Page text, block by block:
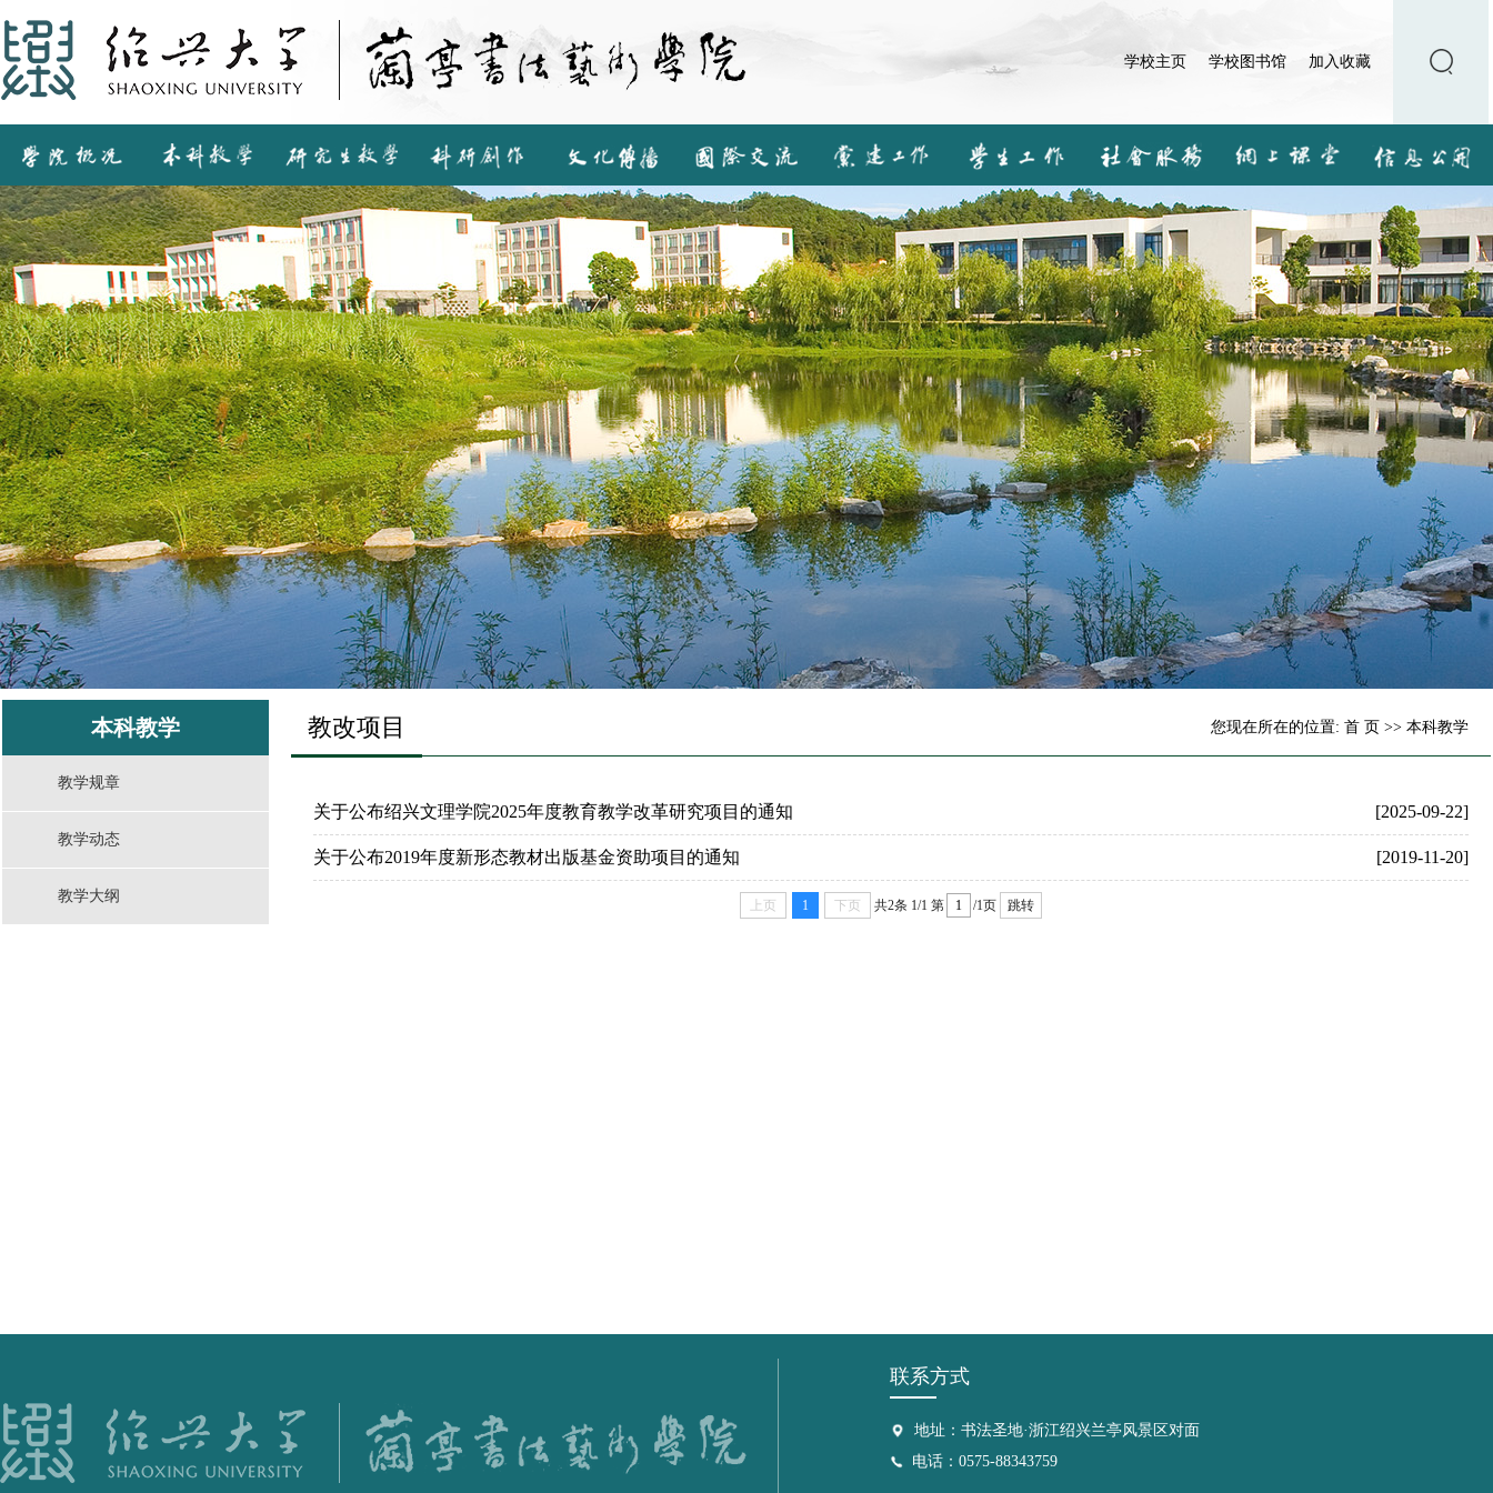
学校主页 学校图书馆 加入收藏
本科教学
教学规章
教学动态
教学大纲
教改项目 您现在所在的位置: 首 页 >> 本科教学
关于公布绍兴文理学院2025年度教育教学改革研究项目的通知 [2025-09-22]
关于公布2019年度新形态教材出版基金资助项目的通知 [2019-11-20]
上页 1 下页 共2条 1/1 第 /1页 跳转
联系方式
地址：书法圣地·浙江绍兴兰亭风景区对面
电话：0575-88343759